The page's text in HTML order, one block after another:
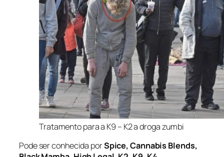
Tratamento para a K9 – K2 a droga zumbi
Pode ser conhecida porSpice, Cannabis Blends,